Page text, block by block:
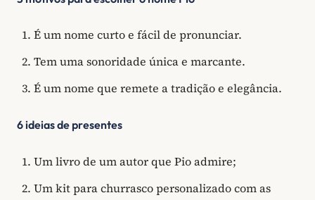
É um nome curto e fácil de pronunciar.
Tem uma sonoridade única e marcante.
É um nome que remete a tradição e elegância.
6 ideias de presentes
Um livro de um autor que Pio admire;
Um kit para churrasco personalizado com as